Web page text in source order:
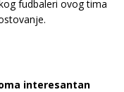
fudbaleri ovog tima
interesantan